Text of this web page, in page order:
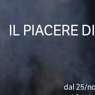
IL PIACERE
dal25/